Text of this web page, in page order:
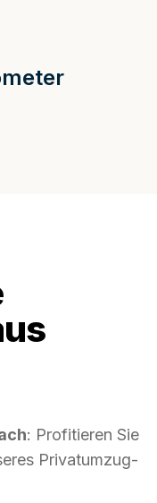
: Profitieren Sie
Privatumzug-